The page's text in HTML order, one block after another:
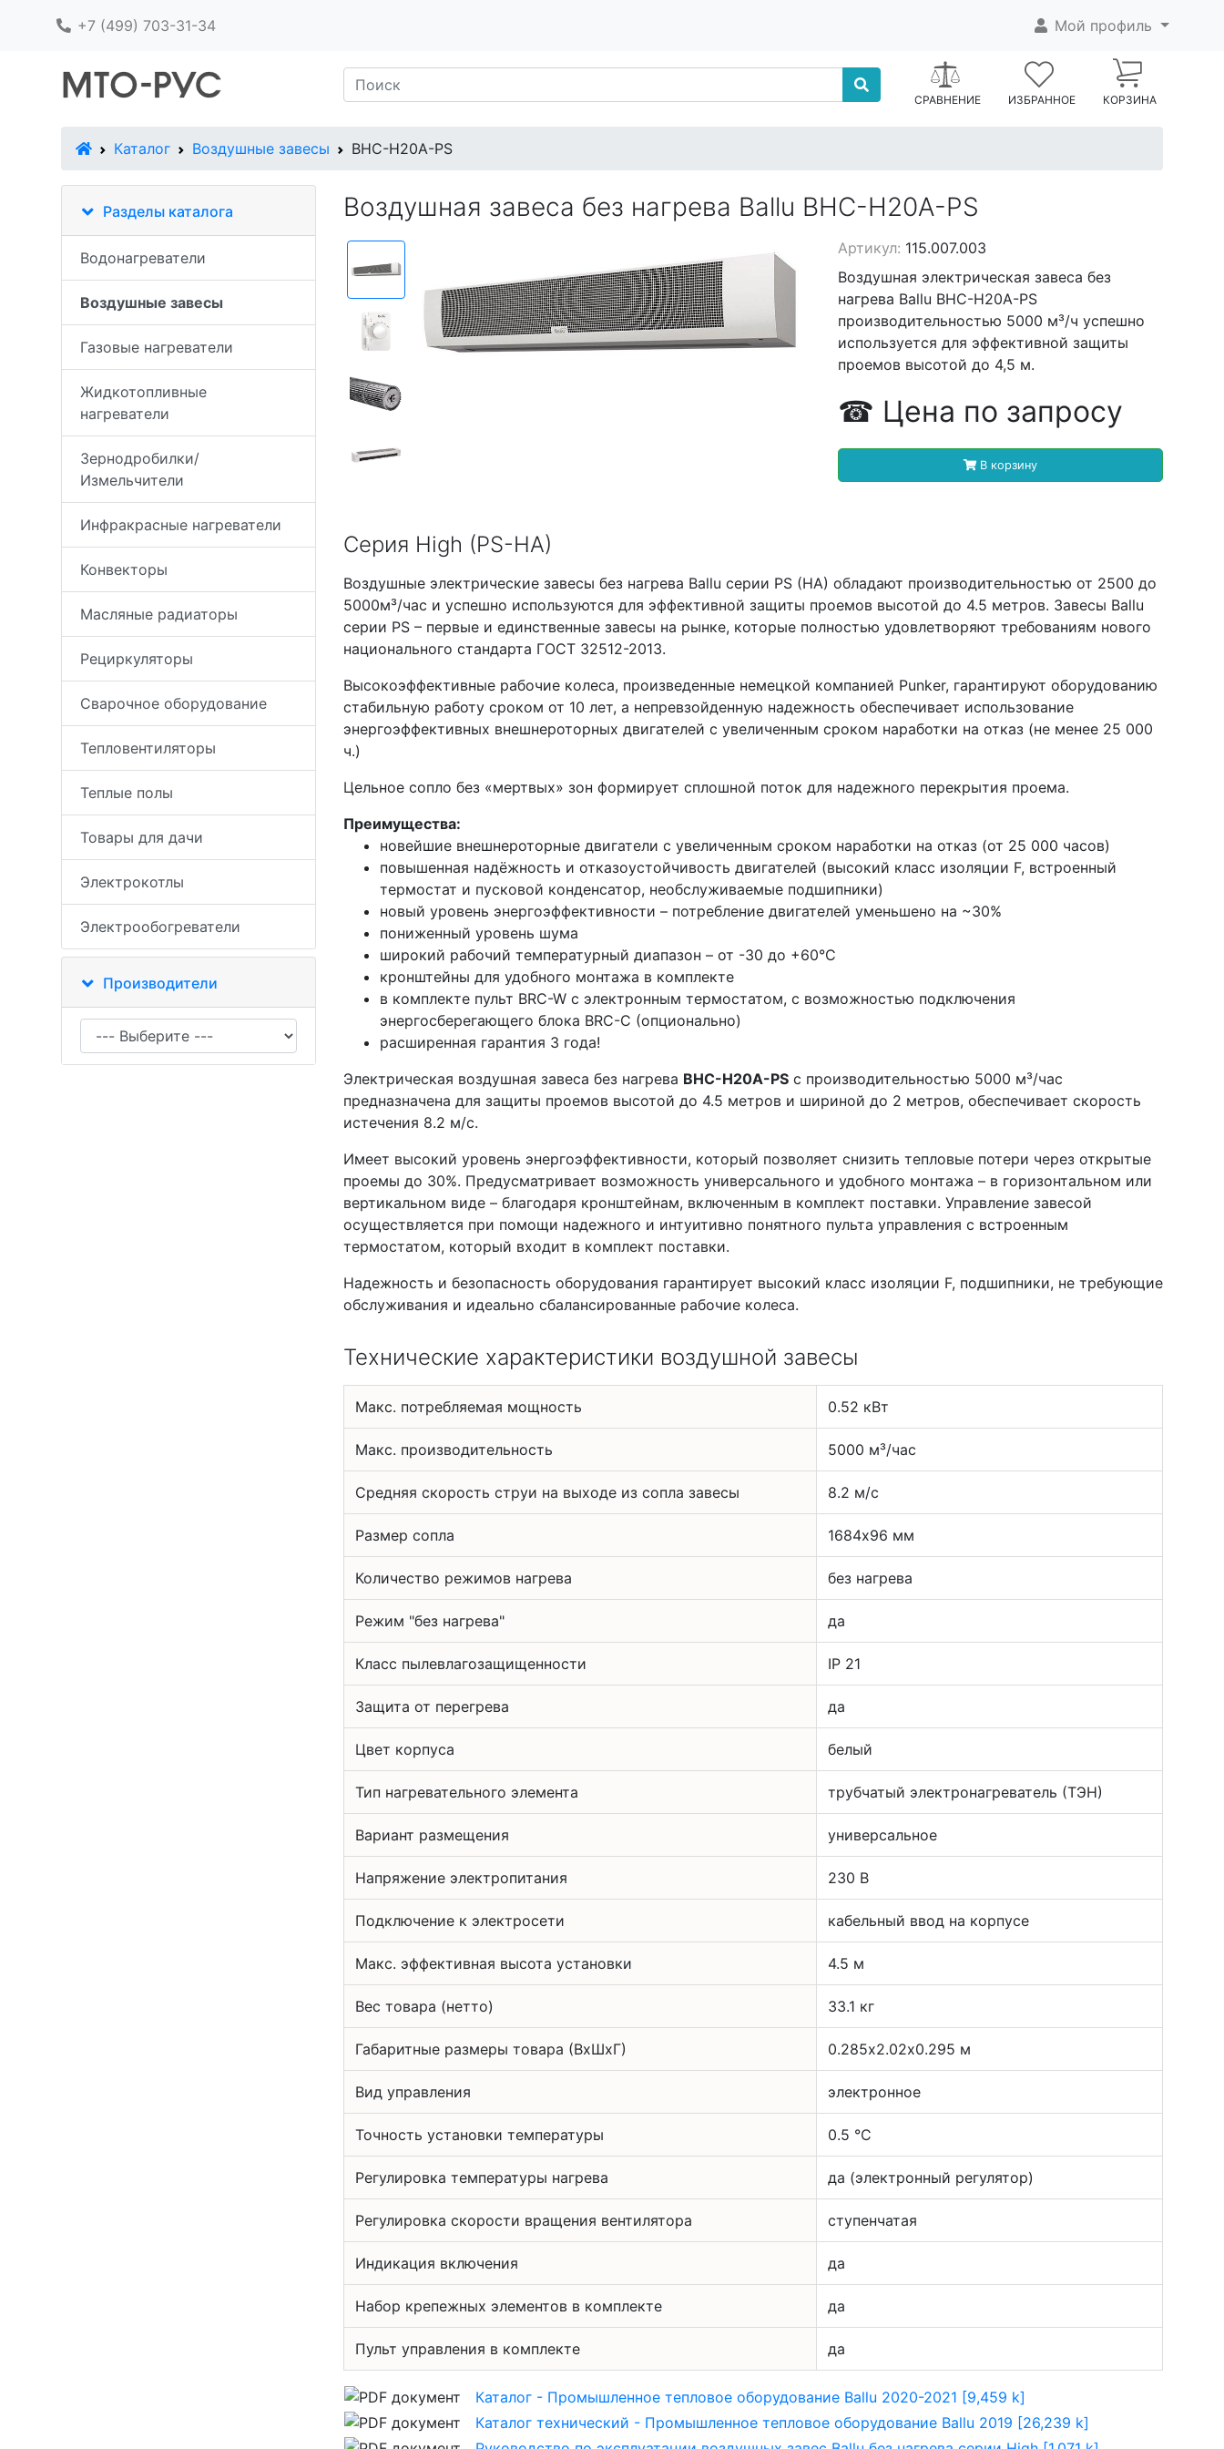
+7 (499) 703-31-34 Мой профиль
СРАВНЕНИЕ ИЗБРАННОЕ КОРЗИНА
В начало
Каталог Воздушные завесы BHC-H20A-PS
Воздушная завеса без нагрева Ballu BHC-H20A-PS
Артикул: 115.007.003
Воздушная электрическая завеса без
нагрева Ballu BHC-H20A-PS
производительностью 5000 м³/ч успешно
используется для эффективной защиты
проемов высотой до 4,5 м.
☎ Цена по запросу
В корзину
Серия High (PS-HA)
Воздушные электрические завесы без нагрева Ballu серии PS (HA) обладают производительностью от 2500 до
5000м³/час и успешно используются для эффективной защиты проемов высотой до 4.5 метров. Завесы Ballu
серии PS – первые и единственные завесы на рынке, которые полностью удовлетворяют требованиям нового
национального стандарта ГОСТ 32512-2013.
Высокоэффективные рабочие колеса, произведенные немецкой компанией Punker, гарантируют оборудованию
стабильную работу сроком от 10 лет, а непревзойденную надежность обеспечивает использование
энергоэффективных внешнероторных двигателей с увеличенным сроком наработки на отказ (не менее 25 000
ч.)
Цельное сопло без «мертвых» зон формирует сплошной поток для надежного перекрытия проема.
Преимущества:
новейшие внешнероторные двигатели с увеличенным сроком наработки на отказ (от 25 000 часов)
повышенная надёжность и отказоустойчивость двигателей (высокий класс изоляции F, встроенный
термостат и пусковой конденсатор, необслуживаемые подшипники)
новый уровень энергоэффективности – потребление двигателей уменьшено на ~30%
пониженный уровень шума
широкий рабочий температурный диапазон – от -30 до +60°С
кронштейны для удобного монтажа в комплекте
в комплекте пульт BRC-W с электронным термостатом, с возможностью подключения
энергосберегающего блока BRC-C (опционально)
расширенная гарантия 3 года!
Электрическая воздушная завеса без нагрева BHC-H20A-PS с производительностью 5000 м³/час
предназначена для защиты проемов высотой до 4.5 метров и шириной до 2 метров, обеспечивает скорость
истечения 8.2 м/с.
Имеет высокий уровень энергоэффективности, который позволяет снизить тепловые потери через открытые
проемы до 30%. Предусматривает возможность универсального и удобного монтажа – в горизонтальном или
вертикальном виде – благодаря кронштейнам, включенным в комплект поставки. Управление завесой
осуществляется при помощи надежного и интуитивно понятного пульта управления c встроенным
термостатом, который входит в комплект поставки.
Надежность и безопасность оборудования гарантирует высокий класс изоляции F, подшипники, не требующие
обслуживания и идеально сбалансированные рабочие колеса.
Технические характеристики воздушной завесы
Макс. потребляемая мощность 0.52 кВт
Макс. производительность 5000 м³/час
Средняя скорость струи на выходе из сопла завесы 8.2 м/с
Размер сопла 1684х96 мм
Количество режимов нагрева без нагрева
Режим "без нагрева" да
Класс пылевлагозащищенности IP 21
Защита от перегрева да
Цвет корпуса белый
Тип нагревательного элемента трубчатый электронагреватель (ТЭН)
Вариант размещения универсальное
Напряжение электропитания 230 В
Подключение к электросети кабельный ввод на корпусе
Макс. эффективная высота установки 4.5 м
Вес товара (нетто) 33.1 кг
Габаритные размеры товара (ВхШхГ) 0.285х2.02х0.295 м
Вид управления электронное
Точность установки температуры 0.5 °С
Регулировка температуры нагрева да (электронный регулятор)
Регулировка скорости вращения вентилятора ступенчатая
Индикация включения да
Набор крепежных элементов в комплекте да
Пульт управления в комплекте да
Каталог - Промышленное тепловое оборудование Ballu 2020-2021 [9,459 k]
Каталог технический - Промышленное тепловое оборудование Ballu 2019 [26,239 k]
Разделы каталога
Водонагреватели
Воздушные завесы
Газовые нагреватели
Жидкотопливные
нагреватели
Зернодробилки/
Измельчители
Инфракрасные нагреватели
Конвекторы
Масляные радиаторы
Рециркуляторы
Сварочное оборудование
Тепловентиляторы
Теплые полы
Товары для дачи
Электрокотлы
Электрообогреватели
Производители